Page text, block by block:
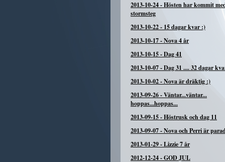
2013-10-24-Hösten har kommit
stormsteg
2013-10-22- 15 dagar kvar :)
2013-10-17-Nova 4 år
2013-10-15-Dag 41
2013-10-07-Dag 31 .... 32 dagar
2013-10-02-Nova är dräktig :)
2013-09-26-Väntar...väntar...
hoppas...hoppas...
2013-09-15-Höstrusk och dag 11
2013-09-07-Nova och Perri är
2013-01-29-Lizzie 7 år
2012-12-24-GOD JUL